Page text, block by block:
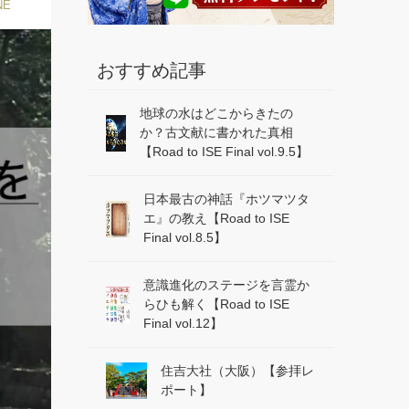
おすすめ記事
地球の水はどこからきたの
か？古文献に書かれた真相
【Road to ISE Final vol.9.5】
日本最古の神話『ホツマツタ
エ』の教え【Road to ISE
Final vol.8.5】
意識進化のステージを言霊か
らひも解く【Road to ISE
Final vol.12】
住吉大社（大阪）【参拝レ
ポート】